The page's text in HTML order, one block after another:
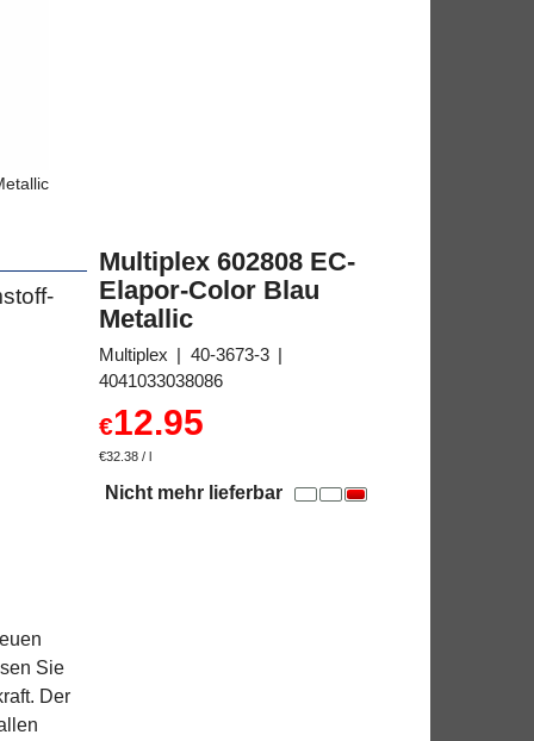
Multiplex 602808 EC-
Elapor-Color Blau
Metallic
Multiplex
40-3673-3
4041033038086
€12.95
€32.38 / l
Nicht mehr lieferbar
Sie
Der